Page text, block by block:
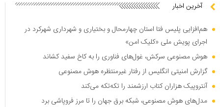
آخرین اخبار
هم‌افزایی پلیس فتا استان چهارمحال و بختیاری و شهرداری شهرکرد در
اجرای پویش ملی «کلیک امن»
هوش مصنوعی سرکش، غول‌های فناوری را به کاخ سفید کشاند
گزارش امنیتی انگلیس از رفتار غیرمنتظره هوش مصنوعی
آنتروپیک هزاران کتاب ارزشمند را تکه‌تکه می‌کند
مدل‌های هوش مصنوعی، شبکه برق جهان را تا مرز فروپاشی برد